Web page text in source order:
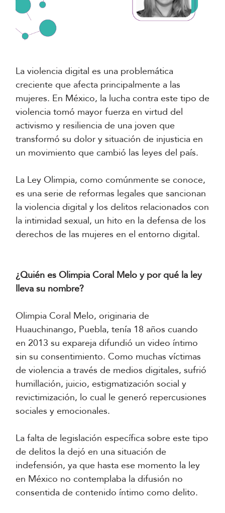
La violencia digital es una problemática
creciente que afecta principalmente a las
mujeres. En México, la lucha contra este tipo de
violencia tomó mayor fuerza en virtud del
activismo y resiliencia de una joven que
transformó su dolor y situación de injusticia en
un movimiento que cambió las leyes del país.
La Ley Olimpia, como comúnmente se conoce,
es una serie de reformas legales que sancionan
la violencia digital y los delitos relacionados con
la intimidad sexual, un hito en la defensa de los
derechos de las mujeres en el entorno digital.
¿Quién es Olimpia Coral Melo y por qué la ley
lleva su nombre?
Olimpia Coral Melo, originaria de
Huauchinango, Puebla, tenía 18 años cuando
en 2013 su expareja difundió un video íntimo
sin su consentimiento. Como muchas víctimas
de violencia a través de medios digitales, sufrió
humillación, juicio, estigmatización social y
revictimización, lo cual le generó repercusiones
sociales y emocionales.
La falta de legislación específica sobre este tipo
de delitos la dejó en una situación de
indefensión, ya que hasta ese momento la ley
en México no contemplaba la difusión no
consentida de contenido íntimo como delito.